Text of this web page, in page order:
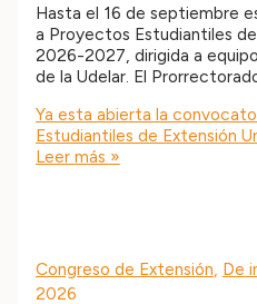
Hasta el 16 de septiembre
a Proyectos Estudiantiles
2026-2027, dirigida a
de la Udelar. El
Ya esta abierta la
Estudiantiles de Extensión
Leer más »
Congreso de Extensión, De
2026